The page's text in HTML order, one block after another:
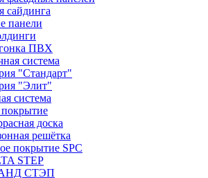
сайдинга
панели
ПВХ
система
"Стандарт"
"Элит"
система
доска
решётка
покрытие SPC
STEP
СТЭП